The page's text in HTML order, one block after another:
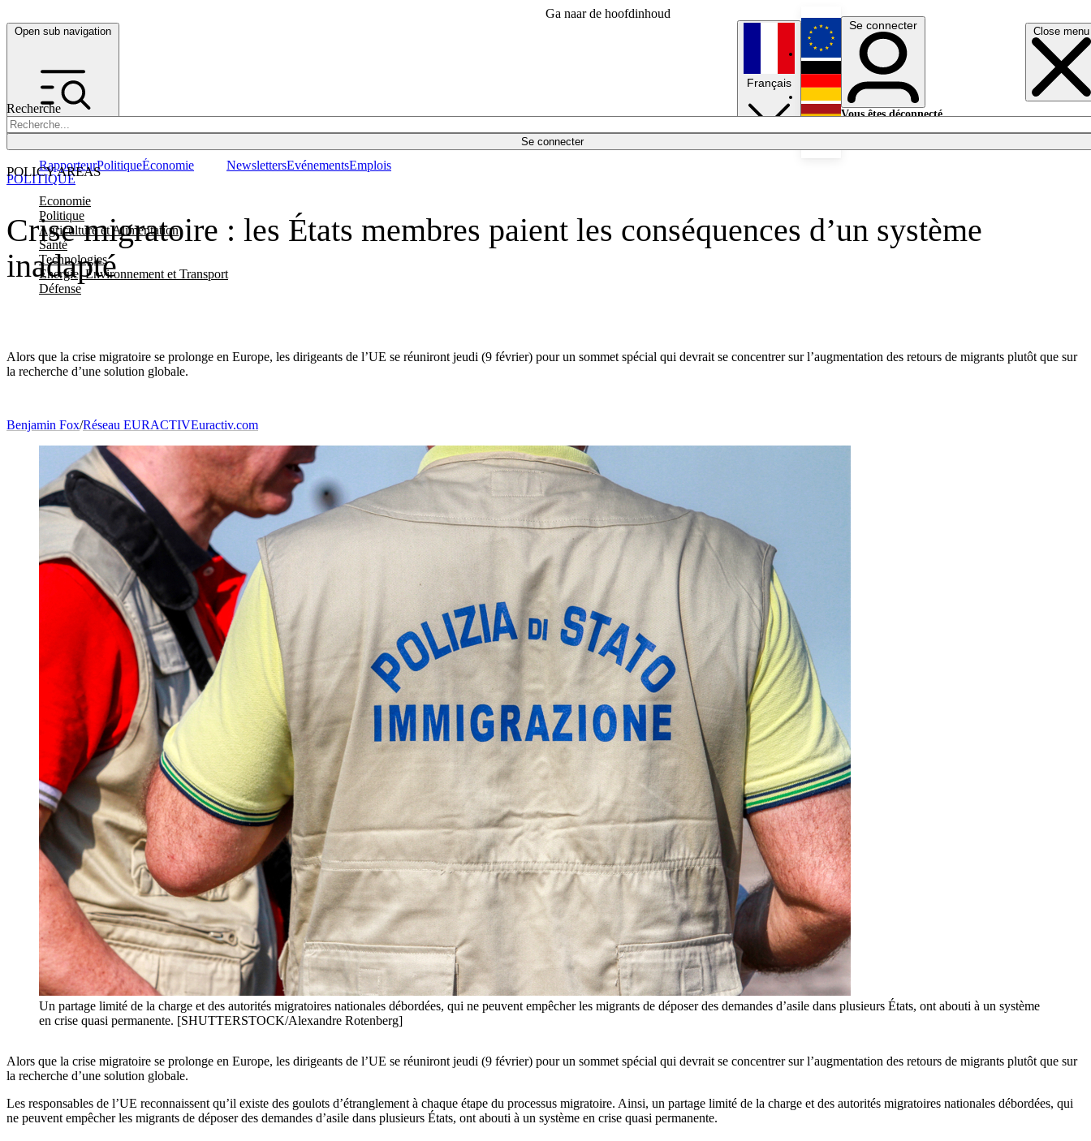
Ga naar de hoofdinhoud
Open sub navigation Close menu
Recherche
Se connecter
POLICY AREAS
Economie
Politique
Agriculture et Alimentation
Santé
Technologies
Energie, Environnement et Transport
Défense
RapporteurPolitiqueÉconomie NewslettersEvénementsEmplois
Français
English
Deutsch
Se connecter
Vous êtes déconnecté.
Crise migratoire : les États membres paient les conséquences d’un système
inadapté
Alors que la crise migratoire se prolonge en Europe, les dirigeants de l’UE se réuniront jeudi (9 février) pour un sommet spécial qui devrait se concentrer sur l’augmentation des retours de migrants plutôt que sur
la recherche d’une solution globale.
POLITIQUE
Benjamin Fox/Réseau EURACTIVEuractiv.com
Un partage limité de la charge et des autorités migratoires nationales débordées, qui ne peuvent empêcher les migrants de déposer des demandes d’asile dans plusieurs États, ont abouti à un système
en crise quasi permanente. [SHUTTERSTOCK/Alexandre Rotenberg]
Alors que la crise migratoire se prolonge en Europe, les dirigeants de l’UE se réuniront jeudi (9 février) pour un sommet spécial qui devrait se concentrer sur l’augmentation des retours de migrants plutôt que sur
la recherche d’une solution globale.
Les responsables de l’UE reconnaissent qu’il existe des goulots d’étranglement à chaque étape du processus migratoire. Ainsi, un partage limité de la charge et des autorités migratoires nationales débordées, qui
ne peuvent empêcher les migrants de déposer des demandes d’asile dans plusieurs États, ont abouti à un système en crise quasi permanente.